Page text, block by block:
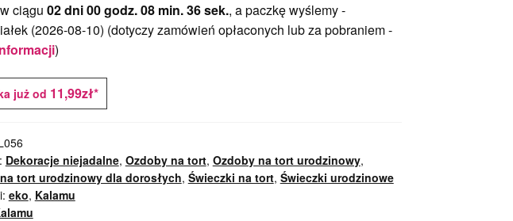
ciągu 02 dni 00 godz. 08 min. 35 sek., a paczkę wyślemy -
(2026-08-10) (dotyczy zamówień opłaconych lub za pobraniem -
)
już od 11,99zł*
Dekoracje niejadalne, Ozdoby na tort, Ozdoby na tort urodzinowy,
tort urodzinowy dla dorosłych, Świeczki na tort, Świeczki urodzinowe
eko, Kalamu